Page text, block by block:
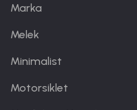
Marka
Melek
Minimalist
Motorsiklet